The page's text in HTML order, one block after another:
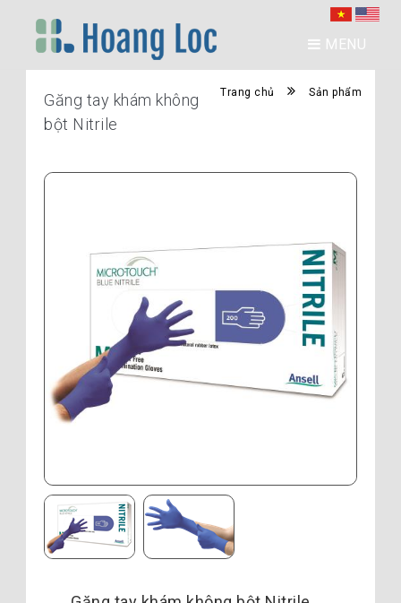
MENU
Trang chủ Sản phẩm
Găng tay khám không
bột Nitrile